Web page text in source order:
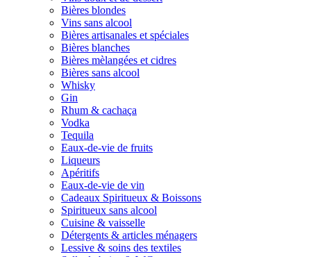
Bières blondes
Vins sans alcool
Bières artisanales et spéciales
Bières blanches
Bières mèlangées et cidres
Bières sans alcool
Whisky
Gin
Rhum & cachaça
Vodka
Tequila
Eaux-de-vie de fruits
Liqueurs
Apéritifs
Eaux-de-vie de vin
Cadeaux Spiritueux & Boissons
Spiritueux sans alcool
Cuisine & vaisselle
Détergents & articles ménagers
Lessive & soins des textiles